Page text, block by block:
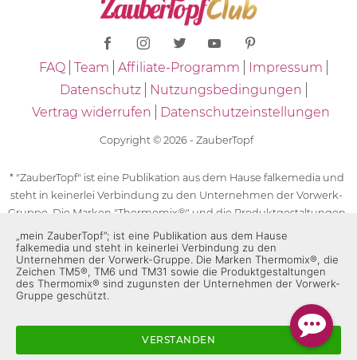
FAQ Team Affiliate-Programm
Impressum
Datenschutz
Nutzungsbedingungen
Vertrag widerrufen
Datenschutzeinstellungen
Copyright © 2026 - ZauberTopf
* "ZauberTopf" ist eine Publikation aus dem Hause falkemedia und
steht in keinerlei Verbindung zu den Unternehmen der Vorwerk-
Gruppe. Die Marken "Thermomix®" und die Produktgestaltungen
des "Thermomix®" sind eingetragene Marken der Unternehmen
der Vorwerk-Gruppe. Die Marken Thermomix®, die Zeichen TM5®,
TM6 und TM31 sowie die Produktgestaltungen des Thermomix®
sind zugunsten der Unternehmen der Vorwerk-Gruppe
geschützt. Für die Rezeptangaben in "ZauberTopf" ist
„mein ZauberTopf”; ist eine Publikation aus dem Hause
falkemedia und steht in keinerlei Verbindung zu den
Unternehmen der Vorwerk-Gruppe. Die Marken Thermomix®, die
Zeichen TM5®, TM6 und TM31 sowie die Produktgestaltungen
des Thermomix® sind zugunsten der Unternehmen der Vorwerk-
Gruppe geschützt.
VERSTANDEN